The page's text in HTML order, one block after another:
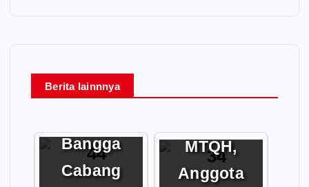
Berita lainnnya
DPRD Barito
Bangga
Cabang
Malam
MTQH,
Anggota